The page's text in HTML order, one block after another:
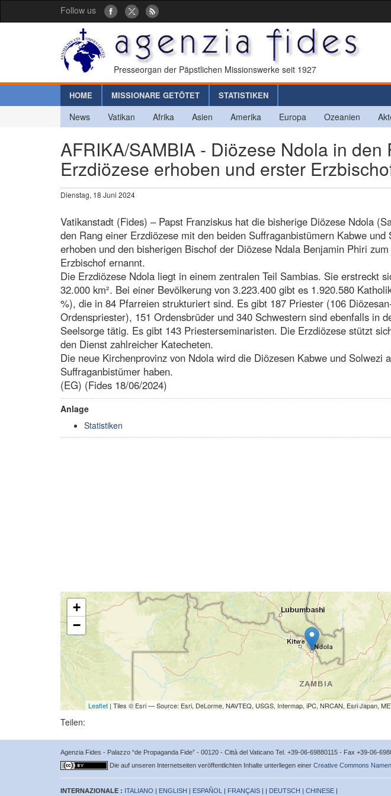
Follow us
Presseorgan der Päpstlichen Missionswerke seit 1927
HOME MISSIONARE GETÖTET STATISTIKEN
News Vatikan Afrika Asien Amerika Europa Ozeanien
AFRIKA/SAMBIA - Diözese Ndola in den
Erzdiözese erhoben und erster
Dienstag, 18 Juni 2024
Vatikanstadt (Fides) – Papst Franziskus hat die bisherige Diözese Ndola
den Rang einer Erzdiözese mit den beiden Suffraganbistümern Kabwe und
erhoben und den bisherigen Bischof der Diözese Ndala Benjamin Phiri
Erzbischof ernannt.
Die Erzdiözese Ndola liegt in einem zentralen Teil Sambias. Sie erstreckt
32.000 km². Bei einer Bevölkerung von 3.223.400 gibt es 1.920.580
%), die in 84 Pfarreien strukturiert sind. Es gibt 187 Priester (106
Ordenspriester), 151 Ordensbrüder und 340 Schwestern sind ebenfalls in
Seelsorge tätig. Es gibt 143 Priesterseminaristen. Die Erzdiözese stützt
den Dienst zahlreicher Katecheten.
Die neue Kirchenprovinz von Ndola wird die Diözesen Kabwe und Solwezi
Suffraganbistümer haben.
(EG) (Fides 18/06/2024)
Anlage
Statistiken
+
−
Leaflet| Tiles © Esri — Source: Esri, DeLorme, NAVTEQ, USGS, Intermap, iPC, NRCAN, Esri Japan,
Teilen:
Agenzia Fides - Palazzo “de Propaganda Fide” - 00120 - Città del Vaticano Tel. +39-06-69880115 - Fax +39-06-
Die auf unseren Internetseiten veröffentlichten Inhalte unterliegen einer Creative Commons
INTERNAZIONALE : ITALIANO | ENGLISH | ESPAÑOL | FRANÇAIS | | DEUTSCH | CHINESE |